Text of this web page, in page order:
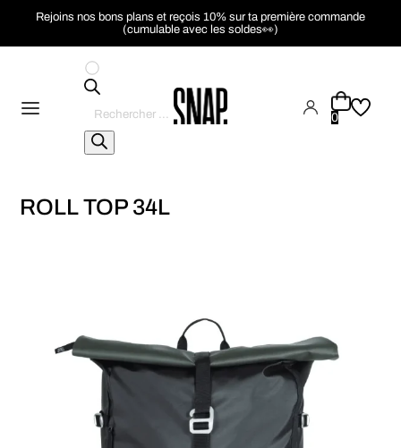
Rejoins nos bons plans et reçois 10% sur ta première commande
(cumulable avec les soldes👀)
de
produits
0
ROLL TOP 34L